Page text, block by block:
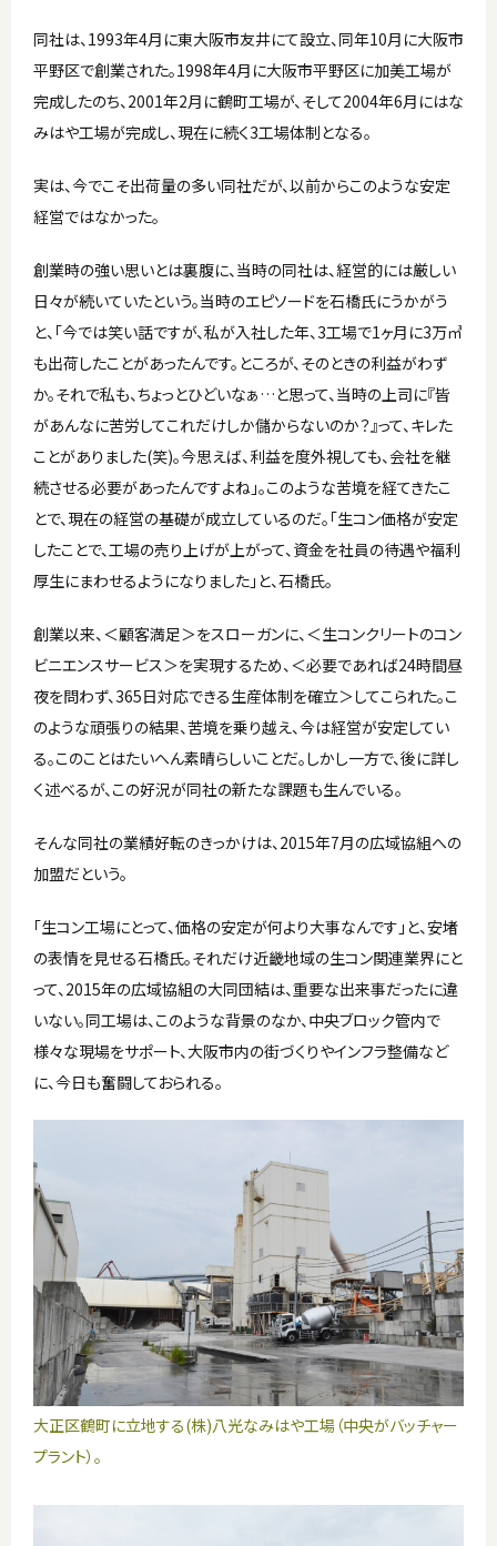
同社は、1993年4月に東大阪市友井にて設立、同年10月に大阪市
平野区で創業された。1998年4月に大阪市平野区に加美工場が
完成したのち、2001年2月に鶴町工場が、そして2004年6月にはな
みはや工場が完成し、現在に続く3工場体制となる。
実は、今でこそ出荷量の多い同社だが、以前からこのような安定
経営ではなかった。
創業時の強い思いとは裏腹に、当時の同社は、経営的には厳しい
日々が続いていたという。当時のエピソードを石橋氏にうかがう
と、「今では笑い話ですが、私が入社した年、3工場で1ヶ月に3万㎥
も出荷したことがあったんです。ところが、そのときの利益がわず
か。それで私も、ちょっとひどいなぁ…と思って、当時の上司に『皆
があんなに苦労してこれだけしか儲からないのか？』って、キレた
ことがありました(笑)。今思えば、利益を度外視しても、会社を継
続させる必要があったんですよね」。このような苦境を経てきたこ
とで、現在の経営の基礎が成立しているのだ。「生コン価格が安定
したことで、工場の売り上げが上がって、資金を社員の待遇や福利
厚生にまわせるようになりました」と、石橋氏。
創業以来、＜顧客満足＞をスローガンに、＜生コンクリートのコン
ビニエンスサービス＞を実現するため、＜必要であれば24時間昼
夜を問わず、365日対応できる生産体制を確立＞してこられた。こ
のような頑張りの結果、苦境を乗り越え、今は経営が安定してい
る。このことはたいへん素晴らしいことだ。しかし一方で、後に詳し
く述べるが、この好況が同社の新たな課題も生んでいる。
そんな同社の業績好転のきっかけは、2015年7月の広域協組への
加盟だという。
「生コン工場にとって、価格の安定が何より大事なんです」と、安堵
の表情を見せる石橋氏。それだけ近畿地域の生コン関連業界にと
って、2015年の広域協組の大同団結は、重要な出来事だったに違
いない。同工場は、このような背景のなか、中央ブロック管内で
様々な現場をサポート、大阪市内の街づくりやインフラ整備など
に、今日も奮闘しておられる。
大正区鶴町に立地する(株)八光なみはや工場（中央がバッチャー
プラント）。